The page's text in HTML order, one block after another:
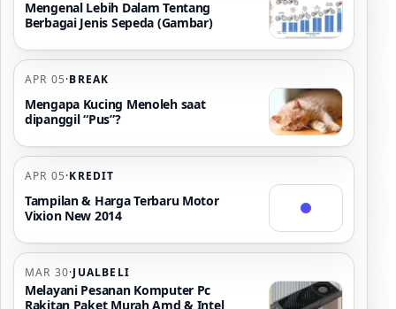
Mengenal Lebih Dalam Tentang
Berbagai Jenis Sepeda (Gambar)
APR 05·BREAK
Mengapa Kucing Menoleh saat
dipanggil “Pus”?
APR 05·KREDIT
Tampilan & Harga Terbaru Motor
Vixion New 2014
MAR 30·JUALBELI
Melayani Pesanan Komputer Pc
Rakitan Paket Murah Amd & Intel